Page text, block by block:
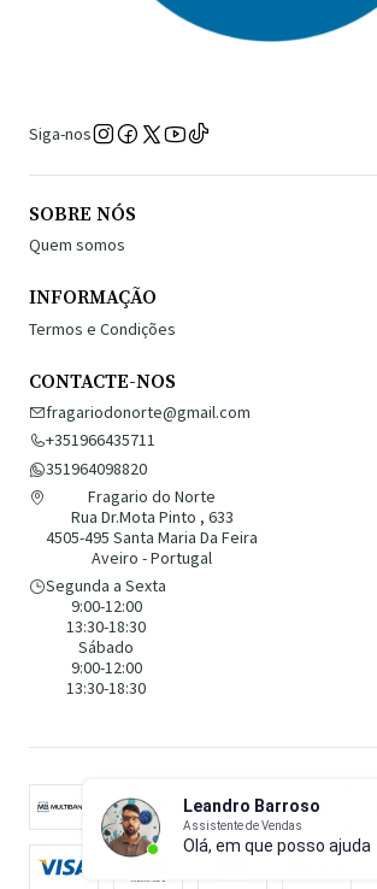
Leandro Barroso
Assistente de Vendas
Olá, em que posso ajudar?
Siga-nos
SOBRE NÓS
Quem somos
INFORMAÇÃO
Termos e Condições
CONTACTE-NOS
fragariodonorte@gmail.com
+351966435711
351964098820
Fragario do Norte
Rua Dr.Mota Pinto , 633
4505-495 Santa Maria Da Feira
Aveiro - Portugal
Segunda a Sexta
9:00-12:00
13:30-18:30
Sábado
9:00-12:00
13:30-18:30